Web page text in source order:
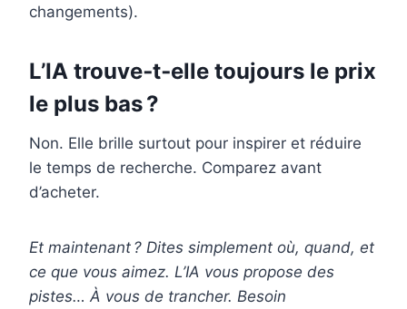
changements).
L’IA trouve‑t‑elle toujours le prix
le plus bas ?
Non. Elle brille surtout pour inspirer et réduire
le temps de recherche. Comparez avant
d’acheter.
Et maintenant ? Dites simplement où, quand, et
ce que vous aimez. L’IA vous propose des
pistes… À vous de trancher. Besoin